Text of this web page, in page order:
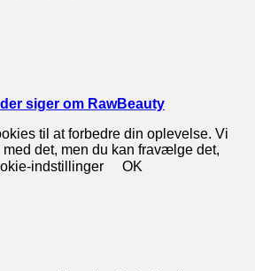
siger om RawBeauty
til at forbedre din oplevelse. Vi
med det, men du kan fravælge det,
indstillinger OK